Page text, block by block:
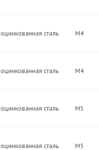
оцинкованная сталь М4
оцинкованная сталь М4
оцинкованная сталь М5
оцинкованная сталь М5